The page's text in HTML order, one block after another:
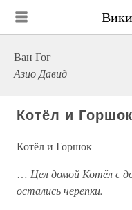
Ван Гог
Азио Давид
Котёл и Горшок
Котёл и Горшок
… Цел домой Котёл с
остались черепки.